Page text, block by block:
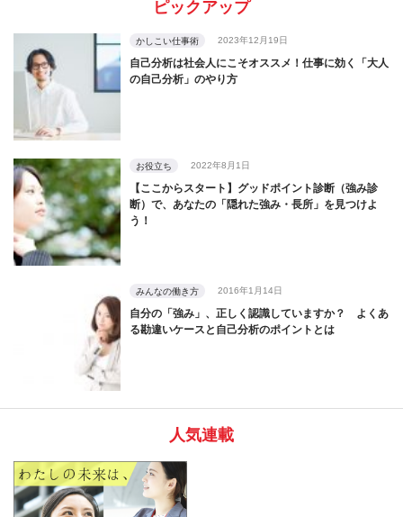
ピックアップ
かしこい仕事術 2023年12月19日
自己分析は社会人にこそオススメ！仕事に効く「大人
の自己分析」のやり方
お役立ち 2022年8月1日
【ここからスタート】グッドポイント診断（強み診
断）で、あなたの「隠れた強み・長所」を見つけよ
う！
みんなの働き方 2016年1月14日
自分の「強み」、正しく認識していますか？ よくあ
る勘違いケースと自己分析のポイントとは
人気連載